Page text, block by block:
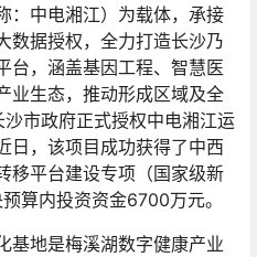
：中电湘江）为载体，承接
数据授权，全力打造长沙乃
台，涵盖基因工程、智慧医
业生态，推动形成区域及全
市政府正式授权中电湘江运
日，该项目成功获得了中西
移平台建设专项（国家级新
算内投资资金6700万元。
基地是梅溪湖数字健康产业